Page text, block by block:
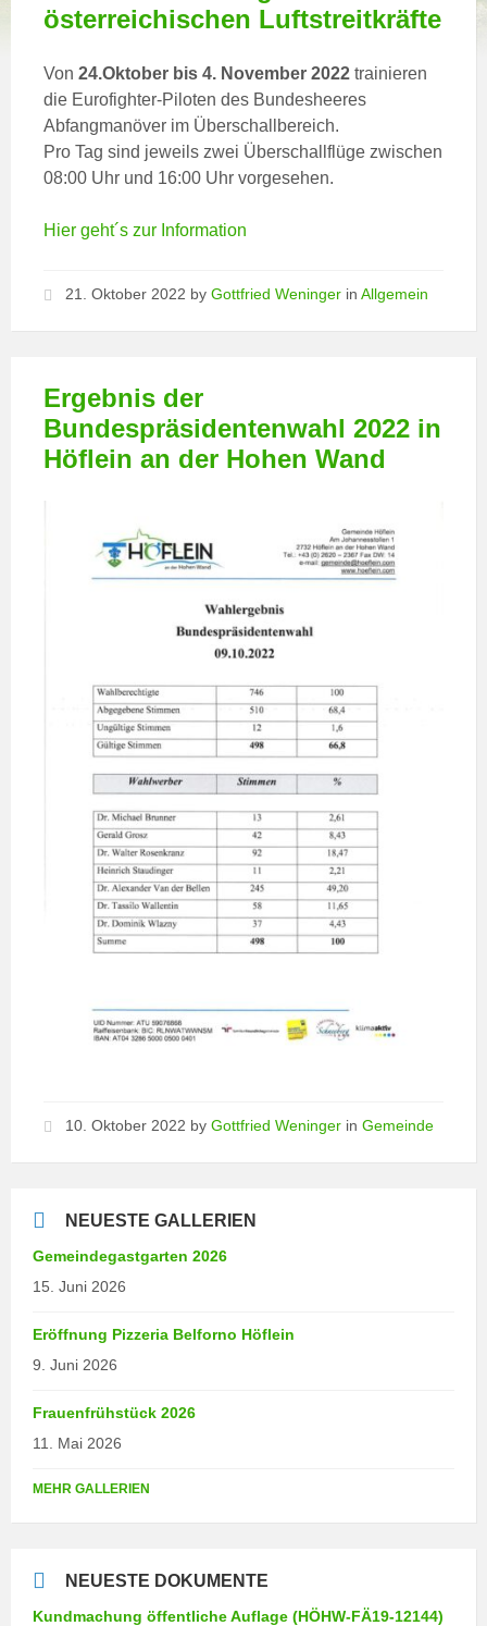
österreichischen Luftstreitkräfte
Von 24.Oktober bis 4. November 2022 trainieren
die Eurofighter-Piloten des Bundesheeres
Abfangmanöver im Überschallbereich.
Pro Tag sind jeweils zwei Überschallflüge zwischen
08:00 Uhr und 16:00 Uhr vorgesehen.
Hier geht´s zur Information
21. Oktober 2022 by Gottfried Weninger in Allgemein
Ergebnis der
Bundespräsidentenwahl 2022 in
Höflein an der Hohen Wand
10. Oktober 2022 by Gottfried Weninger in Gemeinde
NEUESTE GALLERIEN
Gemeindegastgarten 2026
15. Juni 2026
Eröffnung Pizzeria Belforno Höflein
9. Juni 2026
Frauenfrühstück 2026
11. Mai 2026
MEHR GALLERIEN
NEUESTE DOKUMENTE
Kundmachung öffentliche Auflage (HÖHW-FÄ19-12144)